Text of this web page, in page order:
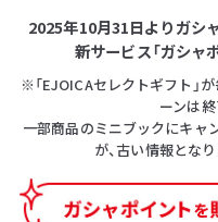
2025年10月31日よりガシ
新サービス「ガシャ
※「EJOICAセレクトギフト」
ーンは
一部商品のミニブックにキャ
が、古い情報とな